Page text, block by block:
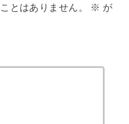
とはありません。 ※ が